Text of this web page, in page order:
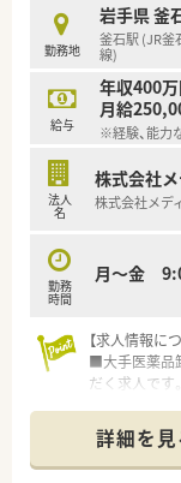
勤務地
岩手県 釜
釜石駅 (JR釜
線)
給与
年収400
月給
※経験、能力
法人
名
株式会社
株式会社メ
勤務
時間
月～金
【求人情報に
■大手医薬品
だく求人です。
で決定します
■企業での勤
ェンジも大歓
詳細を見